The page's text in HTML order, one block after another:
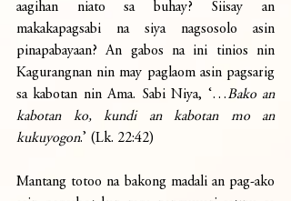
aagihan niato sa buhay? Siisay an
makakapagsabi na siya nagsosolo asin
pinapabayaan? An gabos na ini tinios nin
Kagurangnan nin may paglaom asin pagsarig
sa kabotan nin Ama. Sabi Niya, ‘… Bako an
kabotan ko, kundi an kabotan mo an
kukuyogon.’ (Lk. 22:42)
Mantang totoo na bakong madali an pag-ako